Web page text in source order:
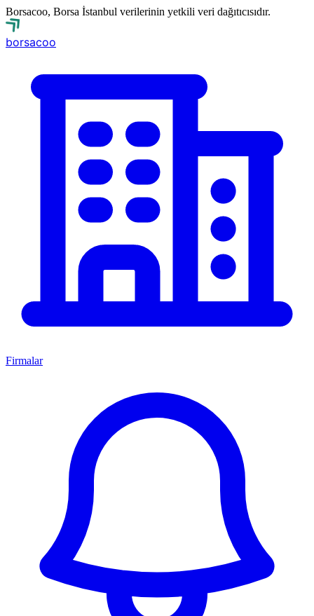
Borsacoo, Borsa İstanbul verilerinin yetkili veri dağıtıcısıdır.
borsacoo
Firmalar